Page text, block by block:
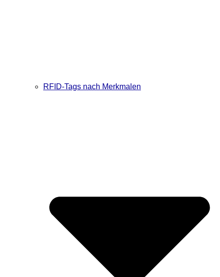
RFID-Tags nach Merkmalen